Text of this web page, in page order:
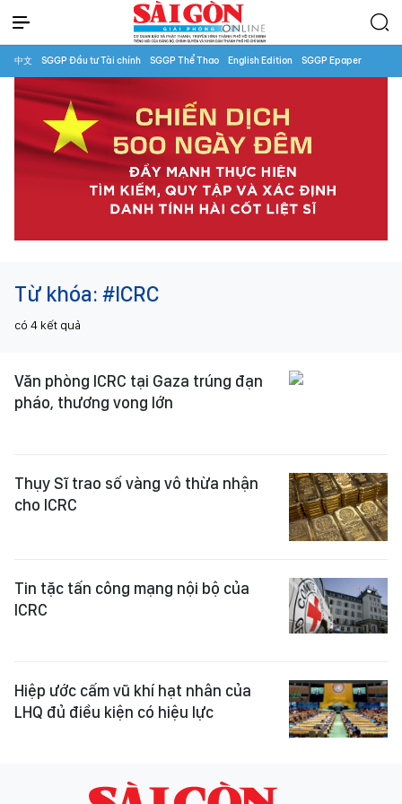
中文 SGGP Đầu tư Tài chính SGGP Thể Thao English Edition SGGP Epaper
Từ khóa: #ICRC
có 4 kết quả
Văn phòng ICRC tại Gaza trúng đạn
pháo, thương vong lớn
Thụy Sĩ trao số vàng vô thừa nhận
cho ICRC
Tin tặc tấn công mạng nội bộ của
ICRC
Hiệp ước cấm vũ khí hạt nhân của
LHQ đủ điều kiện có hiệu lực